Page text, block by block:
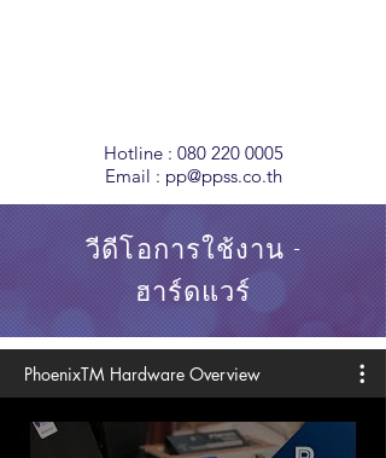
Hotline : 080 220 0005
Email : pp@ppss.co.th
วีดีโอการใช้งาน -
ฮาร์ดแวร์
PhoenixTM Hardware Overview